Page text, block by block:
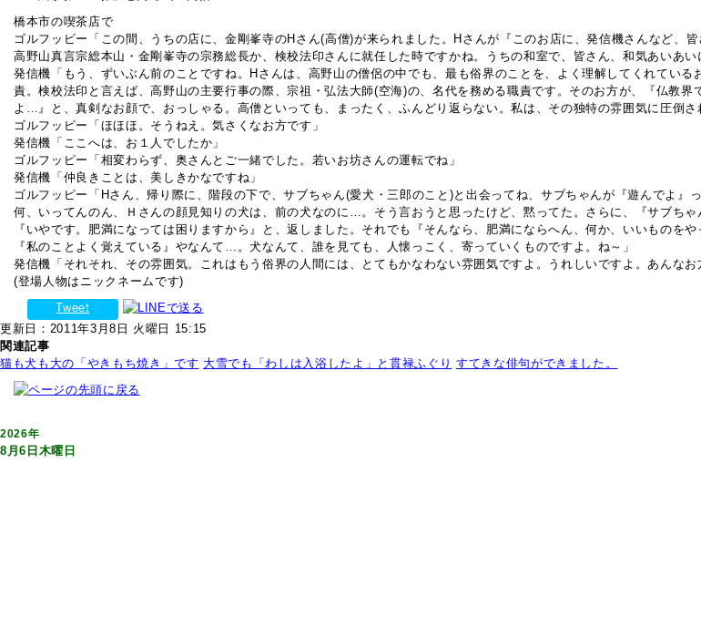
橋本市の喫茶店で
ゴルフッピー「この間、うちの店に、金剛峯寺のHさん(高僧)が来られました。Hさんが『このお店に、発信機さんなど、
高野山真言宗総本山・金剛峯寺の宗務総長か、検校法印さんに就任した時ですかね。うちの和室で、皆さん、和気あいあい
発信機「もう、ずいぶん前のことですね。Hさんは、高野山の僧侶の中でも、最も俗界のことを、よく理解してくれてい
責。検校法印と言えば、高野山の主要行事の際、宗祖・弘法大師(空海)の、名代を務める職責です。そのお方が、『仏教
よ…』と、真剣なお顔で、おっしゃる。高僧といっても、まったく、ふんどり返らない。私は、その独特の雰囲気に圧倒
ゴルフッピー「ほほほ。そうねえ。気さくなお方です」
発信機「ここへは、お１人でしたか」
ゴルフッピー「相変わらず、奥さんとご一緒でした。若いお坊さんの運転でね」
発信機「仲良きことは、美しきかなですね」
ゴルフッピー「Hさん、帰り際に、階段の下で、サブちゃん(愛犬・三郎のこと)と出会ってね、サブちゃんが『遊んでよ』
何、いってんのん、Ｈさんの顔見知りの犬は、前の犬なのに…。そう言おうと思ったけど、黙ってた。さらに、『サブち
『いやです。肥満になっては困りますから』と、返しました。それでも『そんなら、肥満にならへん、何か、いいものを
『私のことよく覚えている』やなんて…。犬なんて、誰を見ても、人懐っこく、寄っていくものですよ。ね～」
発信機「それそれ、その雰囲気。これはもう俗界の人間には、とてもかなわない雰囲気ですよ。うれしいですよ。あんなお
(登場人物はニックネームです)
Tweet
更新日：2011年3月8日 火曜日 15:15
関連記事
猫も犬も大の「やきもち焼き」です 大雪でも「わしは入浴したよ」と貫禄ふぐり すてきな俳句ができました。
2026年
8月6日木曜日